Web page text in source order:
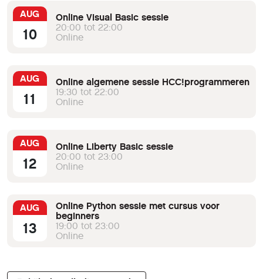
AUG
10
Online Visual Basic sessie
20:00 tot 22:00
Online
AUG
11
Online algemene sessie HCC!programmeren
19:30 tot 22:00
Online
AUG
12
Online Liberty Basic sessie
20:00 tot 23:00
Online
AUG
13
Online Python sessie met cursus voor
beginners
19:00 tot 23:00
Online